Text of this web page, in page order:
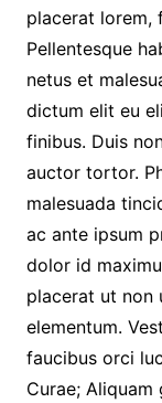
placerat lorem,
Pellentesque
netus et
dictum elit eu
finibus. Duis
auctor tortor.
malesuada
ac ante ipsum
dolor id
placerat ut non
elementum.
faucibus orci
Curae;